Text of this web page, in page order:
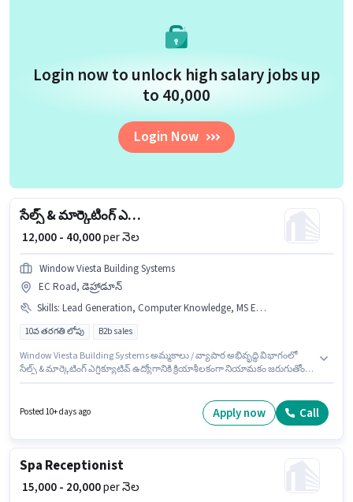
Login now to unlock high salary jobs up
to ₹40,000
Login Now
సేల్స్ & మార్కెటింగ్ ఎగ్జిక్యూటివ్
₹ 12,000 - 40,000per నెల
Window Viesta Building Systems
EC Road, డెహ్రాడూన్
Skills: Lead Generation, Computer Knowledge, MS Excel, Cold Calling, Wiring
10వ తరగతి లోపు B2b sales
Window Viesta Building Systems అమ్మకాలు / వ్యాపార అభివృద్ధి విభాగంలో
సేల్స్ & మార్కెటింగ్ ఎగ్జిక్యూటివ్ ఉద్యోగానికి క్రియాశీలకంగా నియామకం జరుగుతోంది.
Generation, MS Excel, Wiring ఉండాలి. ఈ ఉద్యోగానికి 10వ తరగతి లోపు అర్హత
ఉన్న అభ్యర్థులు దరఖాస్తు చేయవచ్చు. ఈ ఉద్యోగం 0 - 4 ఏళ్లు సంవత్సరాల
Posted 10+ days ago Apply now Call
Spa Receptionist
₹ 15,000 - 20,000per నెల